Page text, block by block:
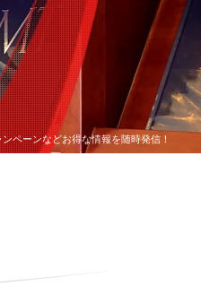
ペーンなどお得な情報を随時発信！